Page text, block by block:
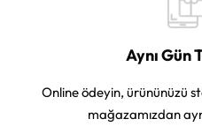
Aynı Gün
Online ödeyin, ürününüzü
mağazamızdan